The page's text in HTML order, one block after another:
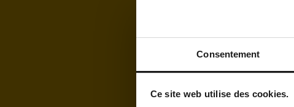
Consentement
Ce site web utilise des cookies.
Téléphone